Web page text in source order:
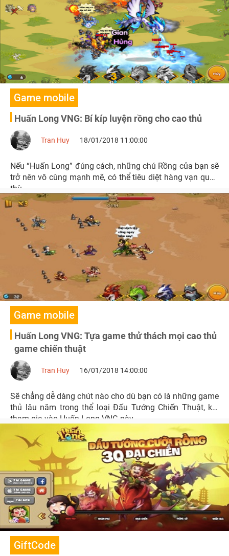
Game mobile
Huấn Long VNG: Bí kíp luyện rồng cho cao thủ
Tran Huy 18/01/2018 11:00:00
Nếu “Huấn Long” đúng cách, những chú Rồng của bạn sẽ
trở nên vô cùng mạnh mẽ, có thể tiêu diệt hàng vạn quân
thù.
Game mobile
Huấn Long VNG: Tựa game thử thách mọi cao thủ
game chiến thuật
Tran Huy 16/01/2018 14:00:00
Sẽ chẳng dễ dàng chút nào cho dù bạn có là những game
thủ lâu năm trong thể loại Đấu Tướng Chiến Thuật, khi
tham gia vào Huấn Long VNG này.
GiftCode